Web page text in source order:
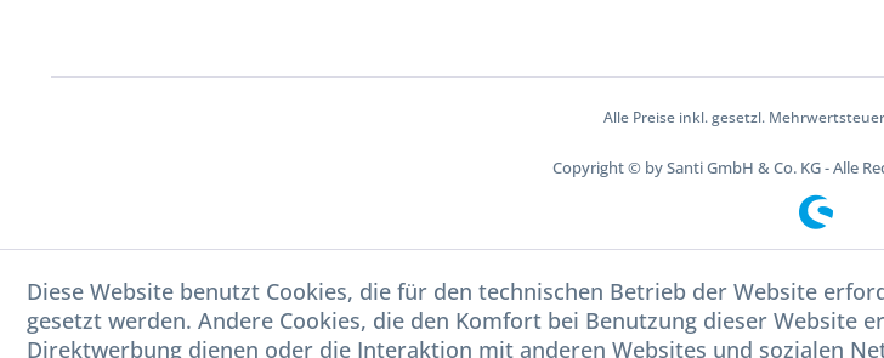
Alle Preise inkl. gesetzl.
Copyright © by Santi GmbH & Co. KG - Alle
Diese Website benutzt Cookies, die für den technischen Betrieb der Website
gesetzt werden. Andere Cookies, die den Komfort bei Benutzung dieser Website
Direktwerbung dienen oder die Interaktion mit anderen Websites und sozialen